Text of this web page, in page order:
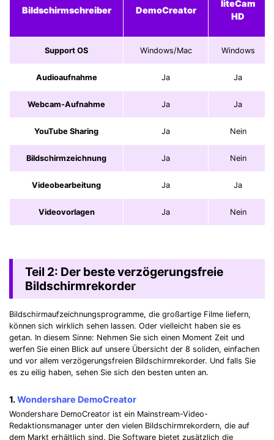
Bildschirmschreiber DemoCreator
liteCam
HD
Support OS Windows/Mac Windows
Audioaufnahme Ja Ja
Webcam-Aufnahme Ja Ja
YouTube Sharing Ja Nein
Bildschirmzeichnung Ja Nein
Videobearbeitung Ja Ja
Videovorlagen Ja Nein
Teil 2: Der beste verzögerungsfreie
Bildschirmrekorder
Bildschirmaufzeichnungsprogramme, die großartige Filme liefern,
können sich wirklich sehen lassen. Oder vielleicht haben sie es
getan. In diesem Sinne: Nehmen Sie sich einen Moment Zeit und
werfen Sie einen Blick auf unsere Übersicht der 8 soliden, einfachen
und vor allem verzögerungsfreien Bildschirmrekorder. Und falls Sie
es zu eilig haben, sehen Sie sich den besten unten an.
1.Wondershare DemoCreator
Wondershare DemoCreator ist ein Mainstream-Video-
Redaktionsmanager unter den vielen Bildschirmrekordern, die auf
dem Markt erhältlich sind. Die Software bietet zusätzlich die